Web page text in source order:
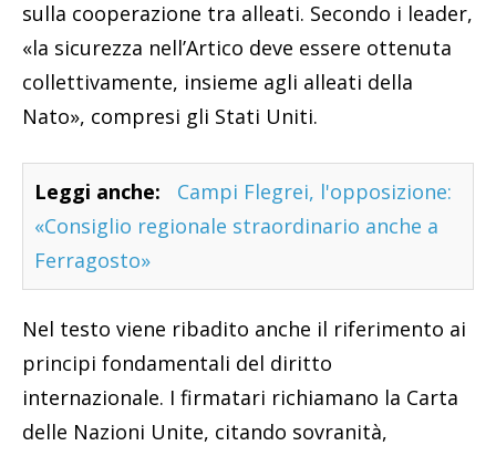
sulla cooperazione tra alleati. Secondo i leader,
«la sicurezza nell’Artico deve essere ottenuta
collettivamente, insieme agli alleati della
Nato», compresi gli Stati Uniti.
Leggi anche:
Campi Flegrei, l'opposizione:
«Consiglio regionale straordinario anche a
Ferragosto»
Nel testo viene ribadito anche il riferimento ai
principi fondamentali del diritto
internazionale. I firmatari richiamano la Carta
delle Nazioni Unite, citando sovranità,